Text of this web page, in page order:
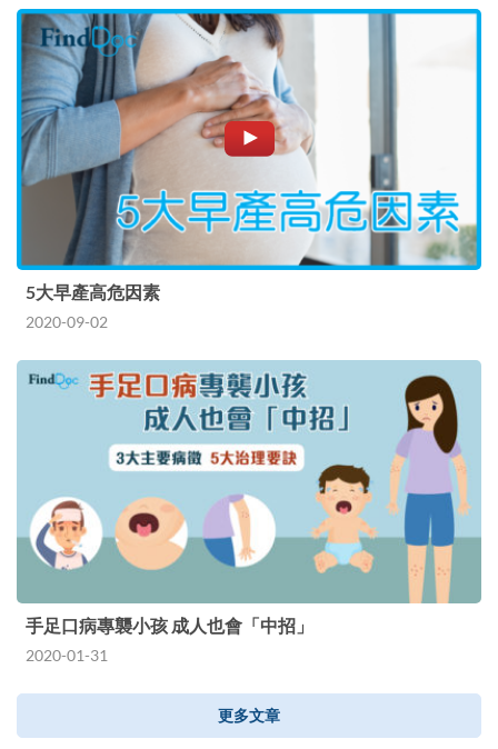
5大早產高危因素
2020-09-02
手足口病專襲小孩 成人也會「中招」
2020-01-31
更多文章